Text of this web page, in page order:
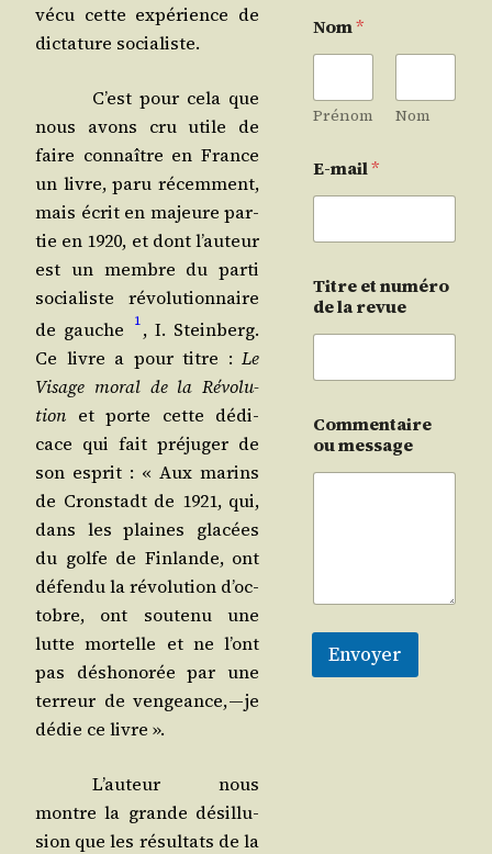
vécu cette expé­rience de
dic­ta­ture socialiste.
C’est pour cela que
nous avons cru utile de
faire connaître en France
un livre, paru récem­ment,
mais écrit en majeure par­
tie en 1920, et dont l’au­teur
est un membre du par­ti
socia­liste révo­lu­tion­naire
de gauche
1, I. Stein­berg.
Ce livre a pour titre : Le
Visage moral de la Révo­lu­
tion et porte cette dédi­
cace qui fait pré­ju­ger de
son esprit : « Aux marins
de Crons­tadt de 1921, qui,
dans les plaines gla­cées
du golfe de Fin­lande, ont
défen­du la révo­lu­tion d’oc­
tobre, ont sou­te­nu une
lutte mor­telle et ne l’ont
pas désho­no­rée par une
ter­reur de ven­geance, — je
dédie ce livre ».
L’au­teur nous
montre la grande dés­illu­
sion que les résul­tats de la
Nom*
Prénom Nom
E-mail*
Titre et numéro
de la revue
Commentaire
ou message
Envoyer